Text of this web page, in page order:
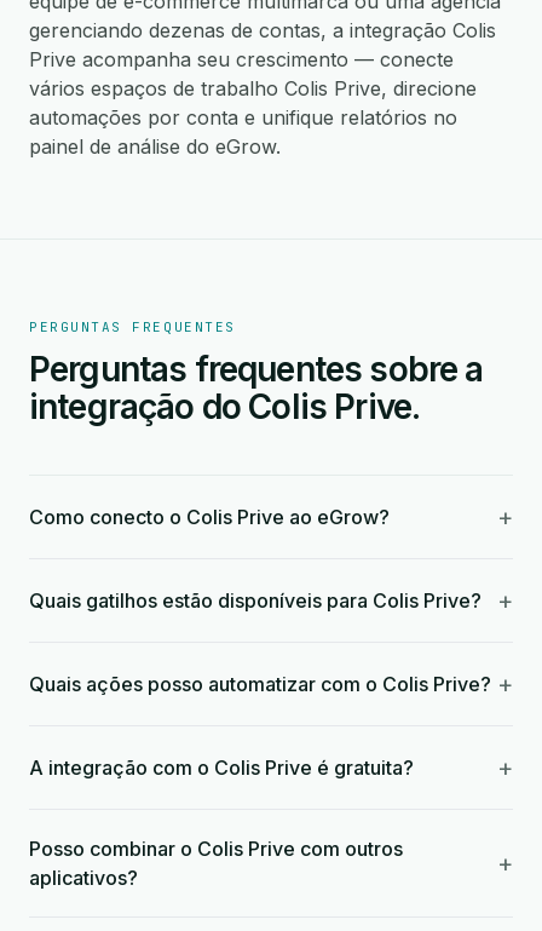
gerenciando dezenas de contas, a integração Colis
Prive acompanha seu crescimento — conecte
vários espaços de trabalho Colis Prive, direcione
automações por conta e unifique relatórios no
painel de análise do eGrow.
PERGUNTAS FREQUENTES
Perguntas frequentes sobre a
integração do Colis Prive.
Como conecto o Colis Prive ao eGrow? +
Quais gatilhos estão disponíveis para Colis Prive? +
Quais ações posso automatizar com o Colis Prive? +
A integração com o Colis Prive é gratuita? +
Posso combinar o Colis Prive com outros
aplicativos?
+